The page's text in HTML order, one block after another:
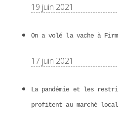
19 juin 2021
On a volé la vache à
17 juin 2021
La pandémie et les
profitent au marché